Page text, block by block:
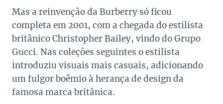
Mas a reinvenção da Burberry só ficou
completa em 2001, com a chegada do estilista
britânico Christopher Bailey, vindo do Grupo
Gucci. Nas coleções seguintes o estilista
introduziu visuais mais casuais, adicionando
um fulgor boêmio à herança de design da
famosa marca britânica.